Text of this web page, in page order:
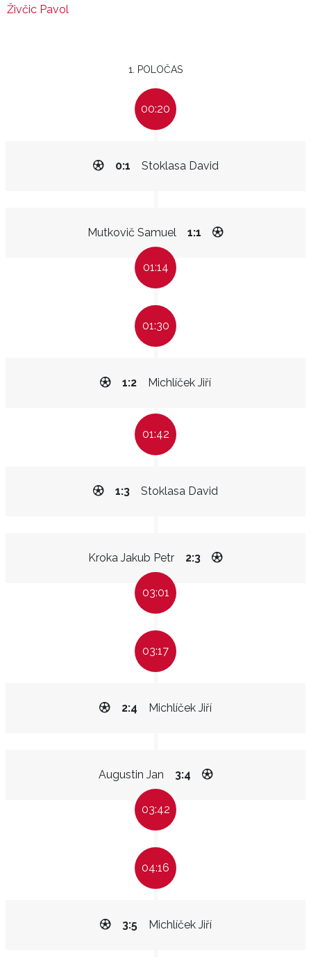
Živčic Pavol
1. POLOČAS
00:20
Stoklasa David
0:1
Mutkovič Samuel 1:1
01:14
01:30
Michlíček Jiří
1:2
01:42
Stoklasa David
1:3
Kroka Jakub Petr 2:3
03:01
03:17
Michlíček Jiří
2:4
Augustin Jan 3:4
03:42
04:16
Michlíček Jiří
3:5